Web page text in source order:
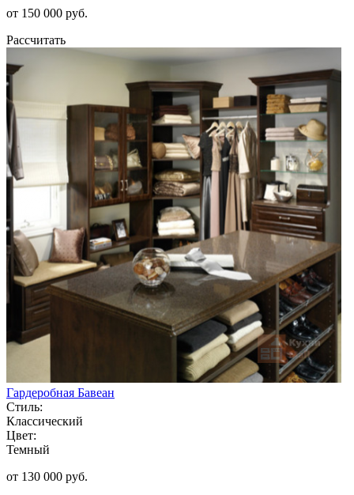
от 150 000 руб.
Рассчитать
Гардеробная Бавеан
Стиль:
Классический
Цвет:
Темный
от 130 000 руб.